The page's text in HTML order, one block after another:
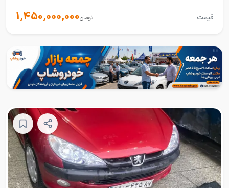
قیمت: 1,450,000,000تومان